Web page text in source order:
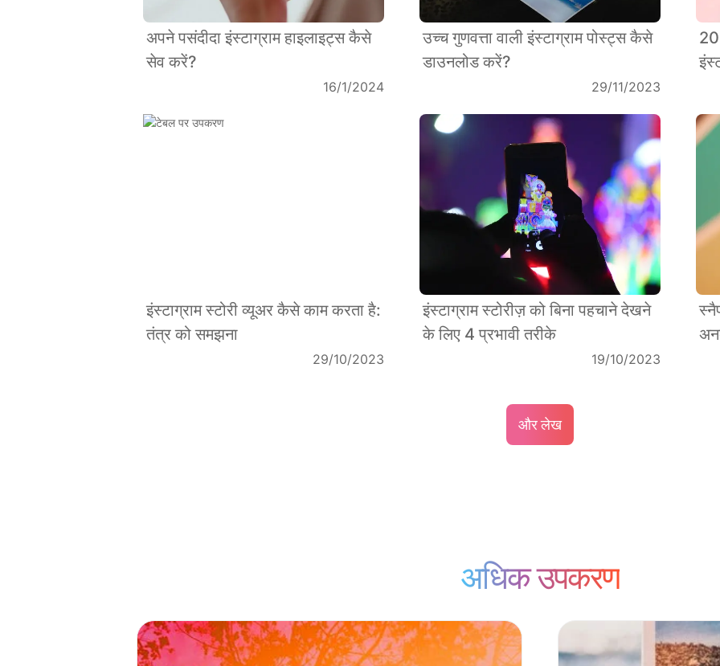
अपने पसंदीदा इंस्टाग्राम हाइलाइट्स कैसे
सेव करें?
16/1/2024
उच्च गुणवत्ता वाली इंस्टाग्राम पोस्ट्स कैसे
डाउनलोड करें?
29/11/2023
इंस्टाग्राम स्टोरी व्यूअर कैसे काम करता है:
तंत्र को समझना
29/10/2023
इंस्टाग्राम स्टोरीज़ को बिना पहचाने देखने
के लिए 4 प्रभावी तरीके
19/10/2023
और लेख
अधिक उपकरण